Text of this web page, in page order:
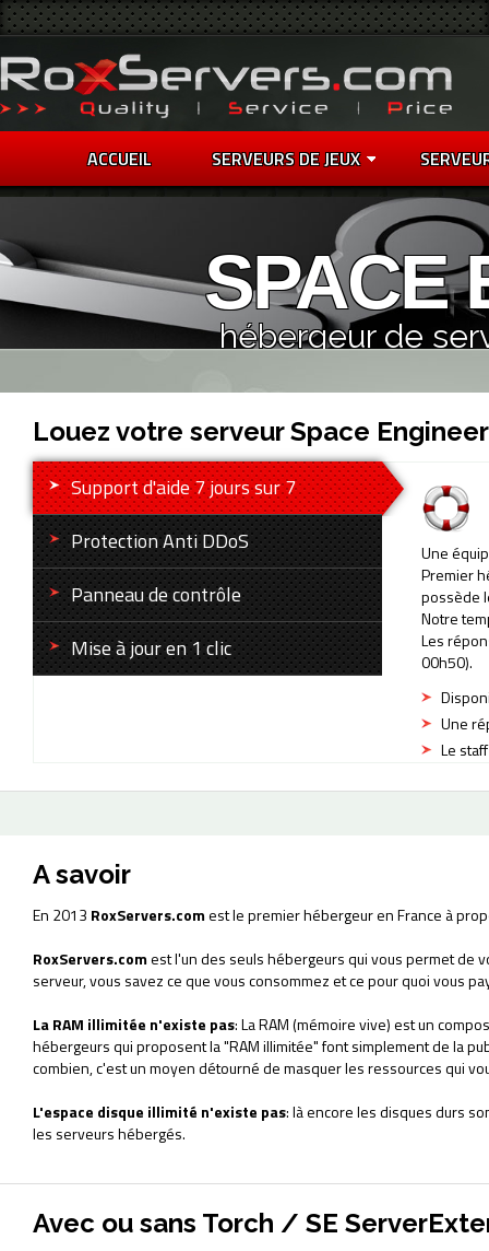
ACCUEIL SERVEURS DE JEUX
SPACE
hébergeur de
Louez votre serveur Space
Support d'aide 7 jours sur 7
Protection Anti DDoS
Panneau de contrôle
Mise à jour en 1 clic
Une
Premier
possède
Notre
Les
00h50).
Une
Le
A savoir
En 2013 RoxServers.comest le premier hébergeur en France à
RoxServers.comest l'un des seuls hébergeurs qui vous permet de
serveur, vous savez ce que vous consommez et ce pour quoi vous
La RAM illimitée n'existe pas: La RAM (mémoire vive) est un
hébergeurs qui proposent la "RAM illimitée" font simplement de la
combien, c'est un moyen détourné de masquer les ressources qui
L'espace disque illimité n'existe pas: là encore les disques durs
les serveurs hébergés.
Avec ou sans Torch / SE